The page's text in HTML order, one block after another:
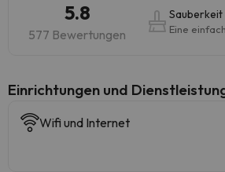
5.8
577 Bewertungen
Sauberkeit
Eine
​Einrichtungen und
Wifi und Internet